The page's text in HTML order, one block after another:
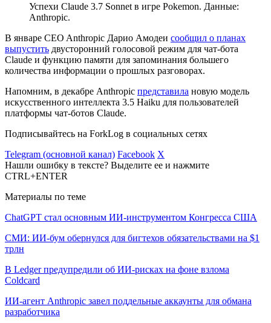
Успехи Claude 3.7 Sonnet в игре Pokemon. Данные:
Anthropic.
В январе CEO Anthropic Дарио Амодеи сообщил о планах
выпустить двусторонний голосовой режим для чат-бота
Claude и функцию памяти для запоминания большего
количества информации о прошлых разговорах.
Напомним, в декабре Anthropic представила новую модель
искусственного интеллекта 3.5 Haiku для пользователей
платформы чат-ботов Claude.
Подписывайтесь на ForkLog в социальных сетях
Telegram (основной канал) Facebook X
Нашли ошибку в тексте? Выделите ее и нажмите
CTRL+ENTER
Материалы по теме
ChatGPT стал основным ИИ-инструментом Конгресса США
СМИ: ИИ-бум обернулся для бигтехов обязательствами на $1
трлн
В Ledger предупредили об ИИ-рисках на фоне взлома
Coldcard
ИИ-агент Anthropic завел поддельные аккаунты для обмана
разработчика